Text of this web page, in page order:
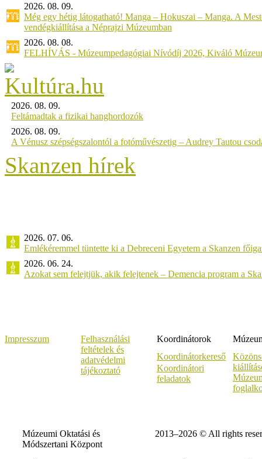
2026. 08. 09.
Még egy hétig látogatható! Manga – Hokuszai – Manga. A
vendégkiállítása a Néprajzi Múzeumban
2026. 08. 08.
FELHÍVÁS - Múzeumpedagógiai Nívódíj 2026, Kiváló
2026. 08. 09.
Feltámadtak a fizikai hanghordozók
2026. 08. 09.
A Vénusz szépségszalontól a fotóművészetig – Audrey Tautou
Skanzen hírek
2026. 07. 06.
Emlékéremmel tüntette ki a Debreceni Egyetem a Skanzen
2026. 06. 24.
Azokat sem felejtjük, akik felejtenek – Demencia program a
Impresszum
Felhasználási
feltételek és
adatvédelmi
tájékoztató
Koordinátorok
Koordinátorkereső
Koordinátori
feladatok
Múzeumi Oktatási és
Módszertani Központ
2013–2026 © All rights